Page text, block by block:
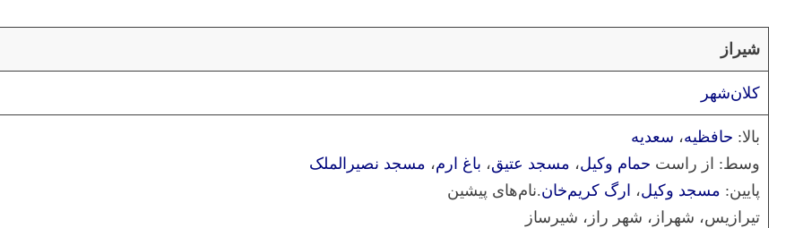
شیراز
کلان‌شهر
بالا: حافظیه، سعدیه
وسط: از راست حمام وکیل، مسجد عتیق، باغ ارم، مسجد نصیرالملک
پایین: مسجد وکیل، ارگ کریم‌خان.نام‌های پیشین
تیرازیس، شهراز، شهر راز، شیرساز